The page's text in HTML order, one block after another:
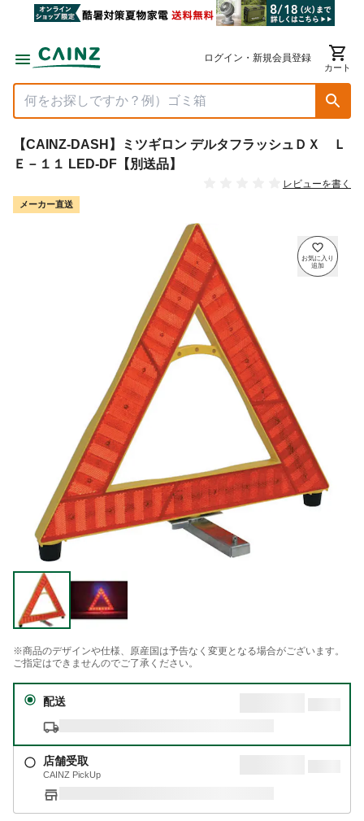
ログイン・新規会員登録
カート
【CAINZ-DASH】ミツギロン デルタフラッシュＤＸ Ｌ
Ｅ－１１ LED-DF【別送品】
レビューを書く
メーカー直送
※商品のデザインや仕様、原産国は予告なく変更となる場合がございます。
ご指定はできませんのでご了承ください。
配送
店舗受取
CAINZ PickUp